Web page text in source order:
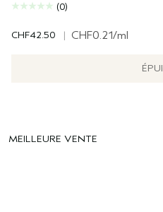
(0)
CHF42.50 | CHF0.21/ml
MEILLEURE VENTE